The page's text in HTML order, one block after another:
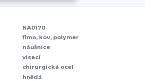
NA0170
fimo, kov, polymer
náušnice
visací
chirurgická ocel
hnědá